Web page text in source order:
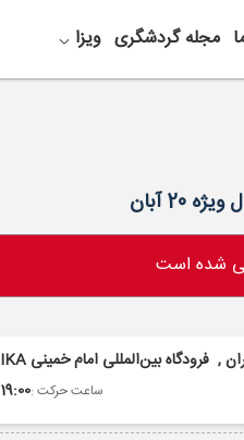
مجله گردشگری ویزا
شده است
, فرودگاه بین‌المللی امام خمینی IKA
ساعت حرکت :19:00